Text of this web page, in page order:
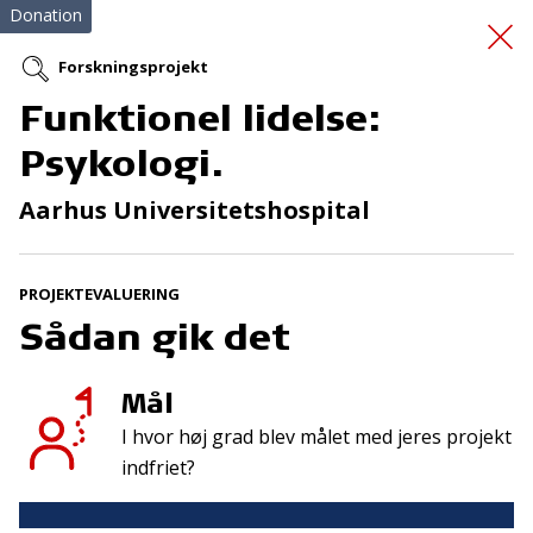
Tømmerflådetur til
Sverige
Donation
Forskningsprojekt
Funktionel lidelse:
Psykologi.
Aarhus Universitetshospital
PROJEKTEVALUERING
Sådan gik det
Mål
I hvor høj grad blev målet med jeres projekt
indfriet?
Tilmeld nyhedsbrev
De seneste nyheder om TrygFondens og TryghedsGruppens
aktiviteter direkte i din indbakke.